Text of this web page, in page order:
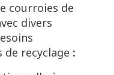
courroies de
divers
recyclage :